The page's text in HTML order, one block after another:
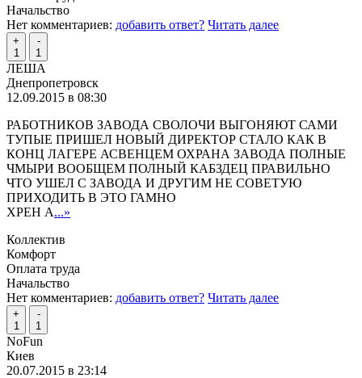
Начальство
Нет комментариев: добавить ответ? Читать далее
+
1
-
1
ЛЕША
Днепропетровск
12.09.2015 в 08:30
РАБОТНИКОВ ЗАВОДА СВОЛОЧИ ВЫГОНЯЮТ САМИ
ТУПЫЕ ПРИШЕЛ НОВЫЙ ДИРЕКТОР СТАЛО КАК В
КОНЦ ЛАГЕРЕ АСВЕНЦЕМ ОХРАНА ЗАВОДА ПОЛНЫЕ
ЧМЫРИ ВООБЩЕМ ПОЛНЫЙ КАБЗДЕЦ ПРАВИЛЬНО
ЧТО УШЕЛ С ЗАВОДА И ДРУГИМ НЕ СОВЕТУЮ
ПРИХОДИТЬ В ЭТО ГАМНО
ХРЕН А...»
Коллектив
Комфорт
Оплата труда
Начальство
Нет комментариев: добавить ответ? Читать далее
+
1
-
1
NoFun
Киев
20.07.2015 в 23:14